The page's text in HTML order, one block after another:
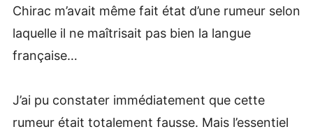
Chirac m’avait même fait état d’une rumeur selon
laquelle il ne maîtrisait pas bien la langue
française…
J’ai pu constater immédiatement que cette
rumeur était totalement fausse. Mais l’essentiel